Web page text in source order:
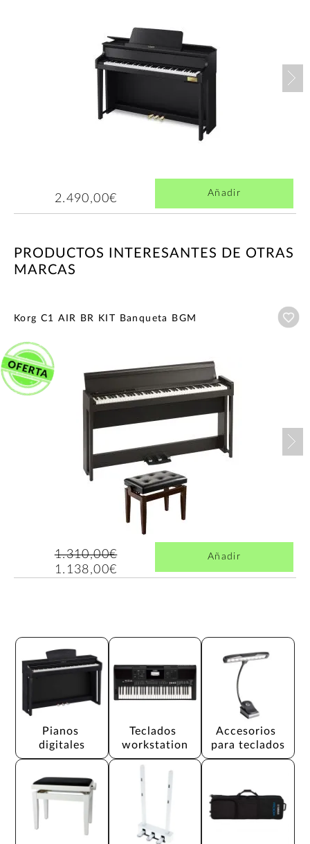
2.490,00€ Añadir
PRODUCTOS INTERESANTES DE OTRAS
MARCAS
Korg C1 AIR BR KIT Banqueta BGM
1.310,00€
1.138,00€
Añadir
Pianos
digitales
Teclados
workstation
Accesorios
para teclados